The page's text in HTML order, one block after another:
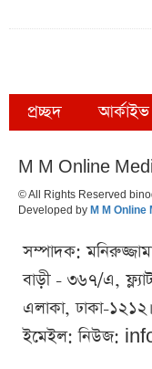
প্রচ্ছদ আর্কাইভ
M M Online
© All Rights Reserved
Developed by M M Online
সম্পাদক:
বাড়ী - ৩৬৭/এ,
এলাকা, ঢাকা-
ইমেইল: নিউজ: